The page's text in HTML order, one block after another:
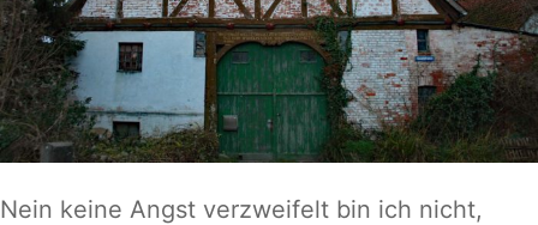
Nein keine Angst verzweifelt bin ich nicht,